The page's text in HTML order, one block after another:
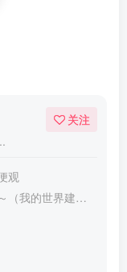
关注
观
世界建筑教程）